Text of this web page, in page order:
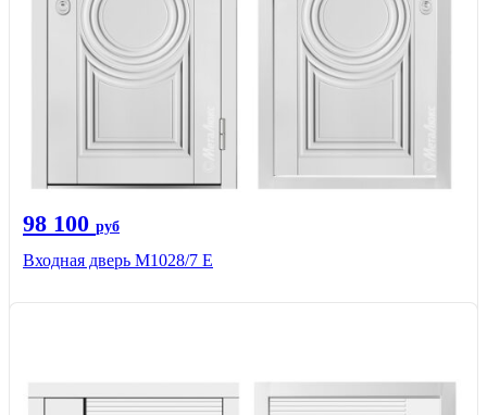
98 100 руб
Входная дверь М1028/7 Е